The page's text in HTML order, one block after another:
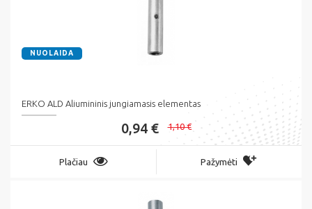
NUOLAIDA
ERKO ALD Aliumininis jungiamasis elementas
0,94 € 1,10 €
Plačiau Pažymėti